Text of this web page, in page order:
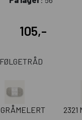
105,-
GRÅMELERT 2321